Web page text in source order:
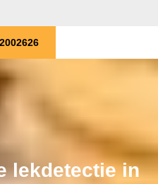
lekdetectie in